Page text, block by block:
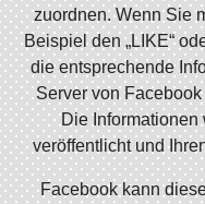
zuordnen. Wenn Sie
Beispiel den „LIKE“
die entsprechende
Server von
Die
veröffentlicht und
Facebook kann